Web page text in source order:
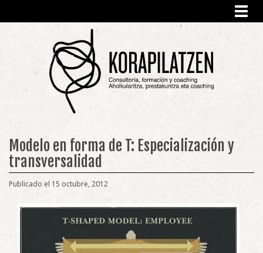
Modelo en forma de T: Especialización y
transversalidad
Publicado el 15 octubre, 2012